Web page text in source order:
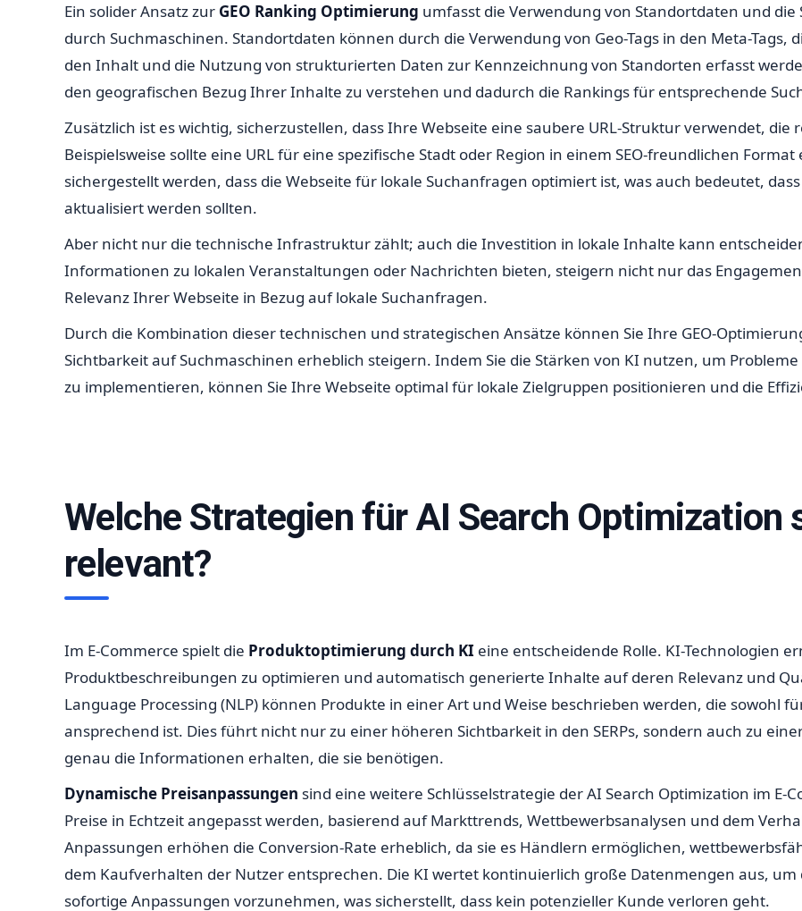
Ein solider Ansatz zur GEO Ranking Optimierung umfasst die Verwendung von Standortdaten und
durch Suchmaschinen. Standortdaten können durch die Verwendung von Geo-Tags in den Meta-
den Inhalt und die Nutzung von strukturierten Daten zur Kennzeichnung von Standorten erfasst
den geografischen Bezug Ihrer Inhalte zu verstehen und dadurch die Rankings für entsprechende
Zusätzlich ist es wichtig, sicherzustellen, dass Ihre Webseite eine saubere URL-Struktur verwendet,
Beispielsweise sollte eine URL für eine spezifische Stadt oder Region in einem SEO-freundlichen
sichergestellt werden, dass die Webseite für lokale Suchanfragen optimiert ist, was auch bedeutet,
aktualisiert werden sollten.
Aber nicht nur die technische Infrastruktur zählt; auch die Investition in lokale Inhalte kann
Informationen zu lokalen Veranstaltungen oder Nachrichten bieten, steigern nicht nur das
Relevanz Ihrer Webseite in Bezug auf lokale Suchanfragen.
Durch die Kombination dieser technischen und strategischen Ansätze können Sie Ihre GEO-
Sichtbarkeit auf Suchmaschinen erheblich steigern. Indem Sie die Stärken von KI nutzen, um
zu implementieren, können Sie Ihre Webseite optimal für lokale Zielgruppen positionieren und die
Welche Strategien für AI Search Optimization
relevant?
Im E-Commerce spielt die Produktoptimierung durch KI eine entscheidende Rolle. KI-Technologien
Produktbeschreibungen zu optimieren und automatisch generierte Inhalte auf deren Relevanz und
Language Processing (NLP) können Produkte in einer Art und Weise beschrieben werden, die sowohl
ansprechend ist. Dies führt nicht nur zu einer höheren Sichtbarkeit in den SERPs, sondern auch zu
genau die Informationen erhalten, die sie benötigen.
Dynamische Preisanpassungen sind eine weitere Schlüsselstrategie der AI Search Optimization im
Preise in Echtzeit angepasst werden, basierend auf Markttrends, Wettbewerbsanalysen und dem
Anpassungen erhöhen die Conversion-Rate erheblich, da sie es Händlern ermöglichen,
dem Kaufverhalten der Nutzer entsprechen. Die KI wertet kontinuierlich große Datenmengen aus,
sofortige Anpassungen vorzunehmen, was sicherstellt, dass kein potenzieller Kunde verloren geht.